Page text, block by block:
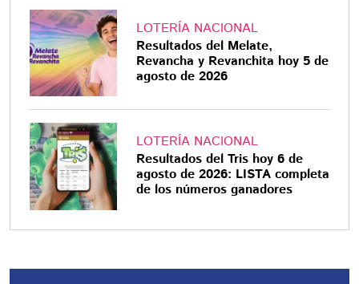
LOTERÍA NACIONAL
Resultados del Melate,
Revancha y Revanchita hoy 5 de
agosto de 2026
LOTERÍA NACIONAL
Resultados del Tris hoy 6 de
agosto de 2026: LISTA completa
de los números ganadores